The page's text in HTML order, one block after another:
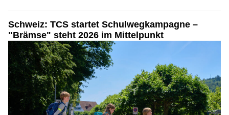
Schweiz: TCS startet Schulwegkampagne –
"Brämse" steht 2026 im Mittelpunkt